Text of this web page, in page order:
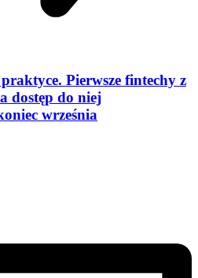
Pierwsze fintechy z
dostęp do niej
września